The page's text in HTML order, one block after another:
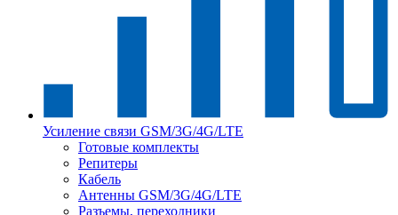
Усиление связи GSM/3G/4G/LTE
Готовые комплекты
Репитеры
Кабель
Антенны GSM/3G/4G/LTE
Разъемы, переходники